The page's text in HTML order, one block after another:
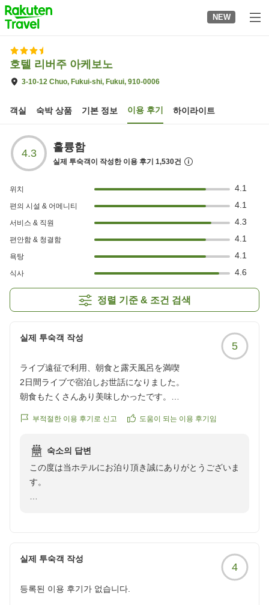
to
top
page
NEW
호텔 리버주 아케보노
3-10-12 Chuo, Fukui-shi, Fukui, 910-0006
객실 숙박 상품 기본 정보 이용 후기 하이라이트
4.3 훌륭함
실제 투숙객이 작성한 이용 후기 1,530건
위치 4.1
편의 시설 & 어메니티 4.1
서비스 & 직원 4.3
편안함 & 청결함 4.1
욕탕 4.1
식사 4.6
정렬 기준 & 조건 검색
실제 투숙객 작성
5
ライブ遠征で利用、朝食と露天風呂を満喫
2日間ライブで宿泊しお世話になりました。
朝食もたくさんあり美味しかったです。
初めての福井楽しく過ごせました。
クチコミの詳細はこちらから
https://review.travel.rakuten.co.jp/hotel/voice/168?
reviewId=33123478448573
부적절한 이용 후기로 신고 도움이 되는 이용 후기임
숙소의 답변
この度は当ホテルにお泊り頂き誠にありがとうございま
す。
で大変嬉しく存じます。
これからもお越しいただく皆様に我が家のようにほっこ
りとお寛ぎいただける温かいおもてなしと心地よい空間
실제 투숙객 작성
4
등록된 이용 후기가 없습니다.